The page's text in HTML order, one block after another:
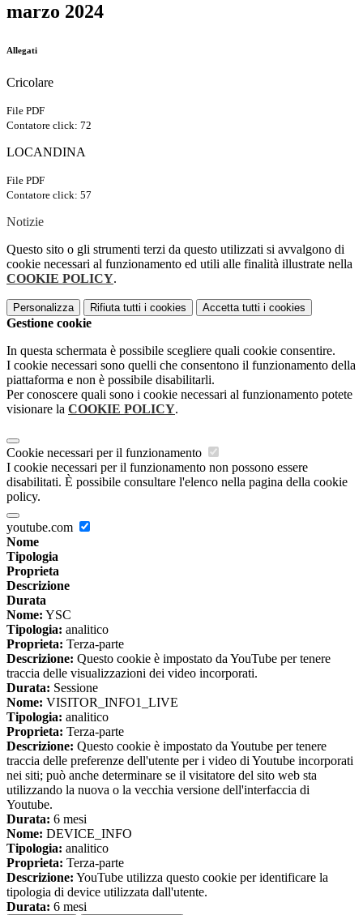
marzo 2024
Allegati
Cricolare
File PDF
Contatore click: 72
LOCANDINA
File PDF
Contatore click: 57
Notizie
Questo sito o gli strumenti terzi da questo utilizzati si avvalgono di
cookie necessari al funzionamento ed utili alle finalità illustrate nella
COOKIE POLICY.
Personalizza Rifiuta tutti i cookies Accetta tutti i cookies
Gestione cookie
In questa schermata è possibile scegliere quali cookie consentire.
I cookie necessari sono quelli che consentono il funzionamento della
piattaforma e non è possibile disabilitarli.
Per conoscere quali sono i cookie necessari al funzionamento potete
visionare la COOKIE POLICY.
Cookie necessari per il funzionamento
I cookie necessari per il funzionamento non possono essere
disabilitati. È possibile consultare l'elenco nella pagina della cookie
policy.
youtube.com
Nome
Tipologia
Proprieta
Descrizione
Durata
Nome: YSC
Tipologia: analitico
Proprieta: Terza-parte
Descrizione: Questo cookie è impostato da YouTube per tenere
traccia delle visualizzazioni dei video incorporati.
Durata: Sessione
Nome: VISITOR_INFO1_LIVE
Tipologia: analitico
Proprieta: Terza-parte
Descrizione: Questo cookie è impostato da Youtube per tenere
traccia delle preferenze dell'utente per i video di Youtube incorporati
nei siti; può anche determinare se il visitatore del sito web sta
utilizzando la nuova o la vecchia versione dell'interfaccia di
Youtube.
Durata: 6 mesi
Nome: DEVICE_INFO
Tipologia: analitico
Proprieta: Terza-parte
Descrizione: YouTube utilizza questo cookie per identificare la
tipologia di device utilizzata dall'utente.
Durata: 6 mesi